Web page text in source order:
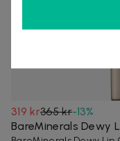
319 kr365 kr-13%
BareMinerals Dewy